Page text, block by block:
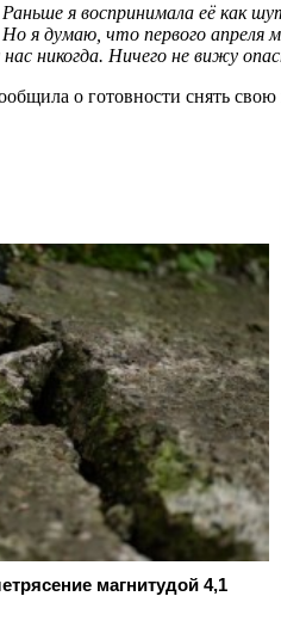
я воспринимала её как
я думаю, что первого апреля
никогда. Ничего не вижу
о готовности снять
магнитудой 4,1